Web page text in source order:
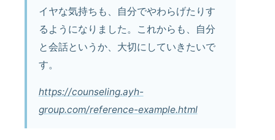
イヤな気持ちも、自分でやわらげたりす
るようになりました。これからも、自分
と会話というか、大切にしていきたいで
す。
https://counseling.ayh-
group.com/reference-example.html